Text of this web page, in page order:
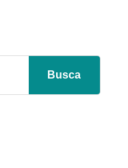
Busca